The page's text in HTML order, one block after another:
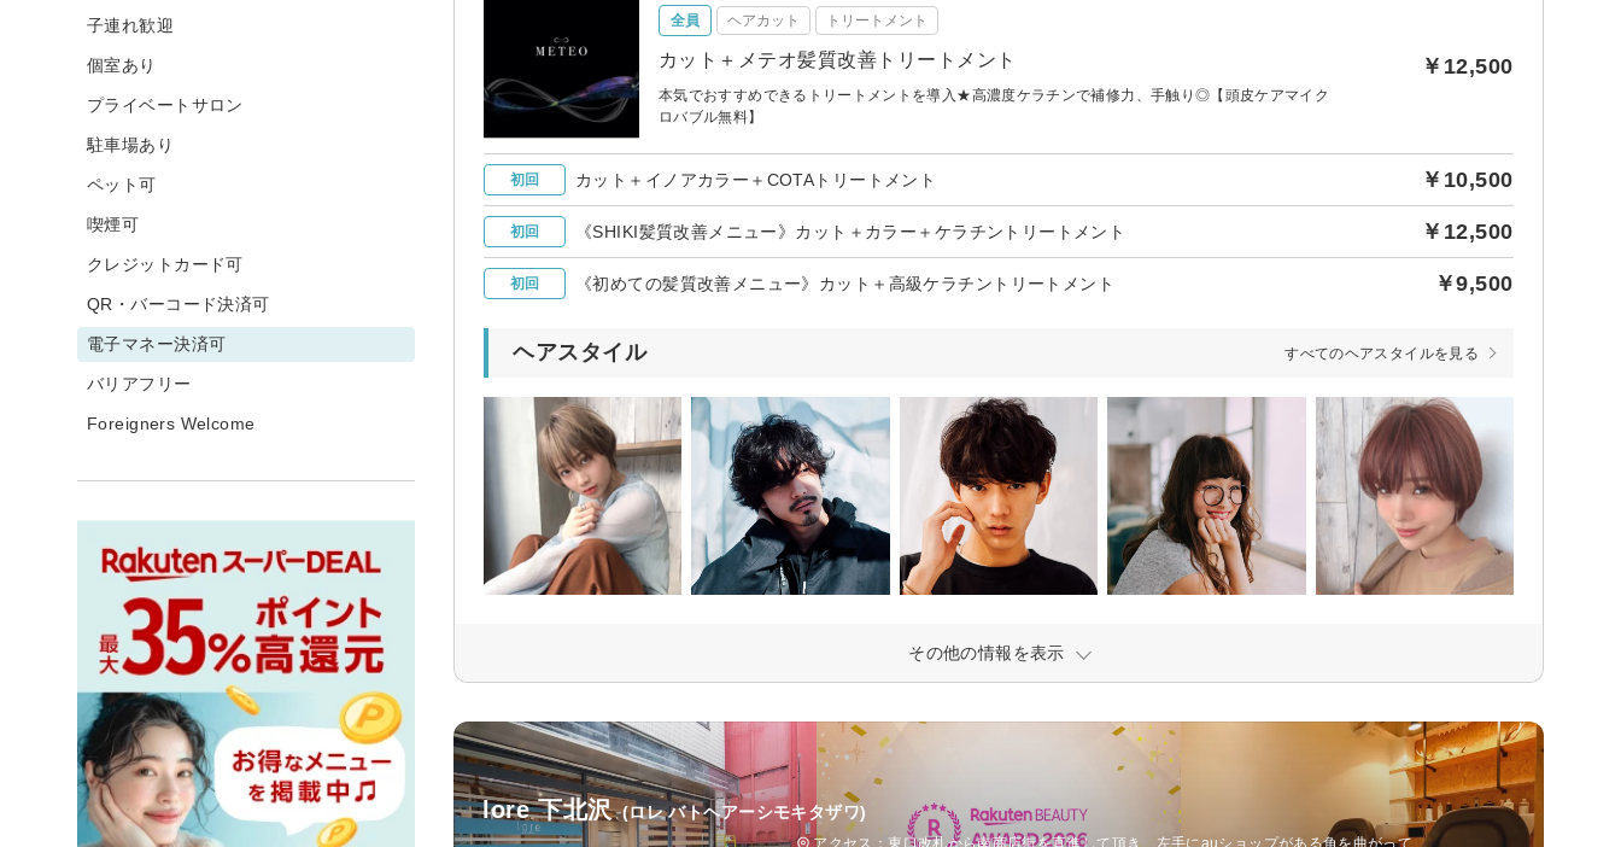
全員 ヘアカット トリートメント
カット＋メテオ髪質改善トリートメント
本気でおすすめできるトリートメントを導入★高濃度ケラチンで補修力、手触り◎【頭皮ケアマイク
ロバブル無料】
￥12,500
初回 カット＋イノアカラー＋COTAトリートメント ￥10,500
初回 《SHIKI髪質改善メニュー》カット＋カラー＋ケラチントリートメント ￥12,500
初回 《初めての髪質改善メニュー》カット＋高級ケラチントリートメント ￥9,500
ヘアスタイル すべてのヘアスタイルを見る
その他の情報を表示
lore 下北沢 (ロレ バトヘアーシモキタザワ)
子連れ歓迎
個室あり
プライベートサロン
駐車場あり
ペット可
喫煙可
クレジットカード可
QR・バーコード決済可
電子マネー決済可
バリアフリー
Foreigners Welcome